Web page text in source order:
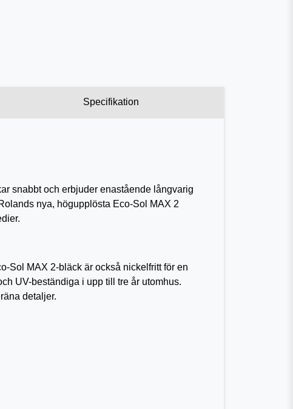
Specifikation
snabbt och erbjuder enastående långvarig
nya, högupplösta Eco-Sol MAX 2
Sol MAX 2-bläck är också nickelfritt för en
UV-beständiga i upp till tre år utomhus.
detaljer.